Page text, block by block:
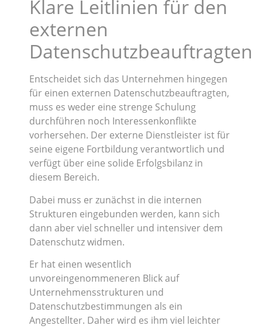
Klare Leitlinien für den
externen
Datenschutzbeauftragten
Entscheidet sich das Unternehmen hingegen
für einen externen Datenschutzbeauftragten,
muss es weder eine strenge Schulung
durchführen noch Interessenkonflikte
vorhersehen. Der externe Dienstleister ist für
seine eigene Fortbildung verantwortlich und
verfügt über eine solide Erfolgsbilanz in
diesem Bereich.
Dabei muss er zunächst in die internen
Strukturen eingebunden werden, kann sich
dann aber viel schneller und intensiver dem
Datenschutz widmen.
Er hat einen wesentlich
unvoreingenommeneren Blick auf
Unternehmensstrukturen und
Datenschutzbestimmungen als ein
Angestellter. Daher wird es ihm viel leichter